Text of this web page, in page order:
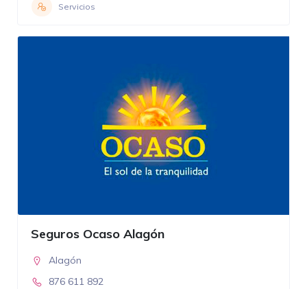
Servicios
Seguros Ocaso Alagón
Alagón
876 611 892